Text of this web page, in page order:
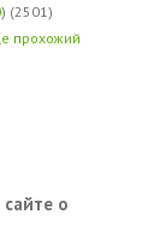
) (2501)
прохожий
о